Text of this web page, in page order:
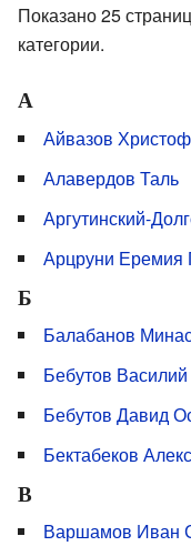
Показано 25
категории.
А
Айвазов
Алавердов Таль
Аргутинский-
Арцруни Еремия
Б
Балабанов
Бебутов
Бебутов Давид
Бектабеков
В
Варшамов Иван